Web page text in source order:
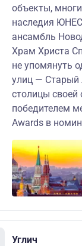
объекты,
наследия
ансамбль
Храм Христа
не упомянуть
улиц — Старый
столицы своей
победителем
Awards в
Углич